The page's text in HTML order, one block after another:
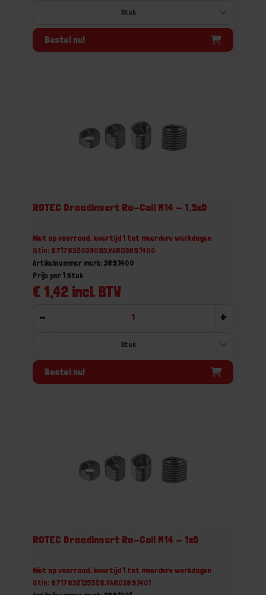
Bestel nu!
ROTEC Draadinsert Ro-Coil M14 - 1,5xD
Niet op voorraad, levertijd 1 tot meerdere werkdagen
Gtin: 8717832039093,VARO389.1400
Artikelnummer merk: 389.1400
€ 1,42 incl. BTW
Prijs per 1 Stuk
- +
Bestel nu!
ROTEC Draadinsert Ro-Coil M14 - 1xD
Niet op voorraad, levertijd 1 tot meerdere werkdagen
Gtin: 8717832135528,VARO389.1401